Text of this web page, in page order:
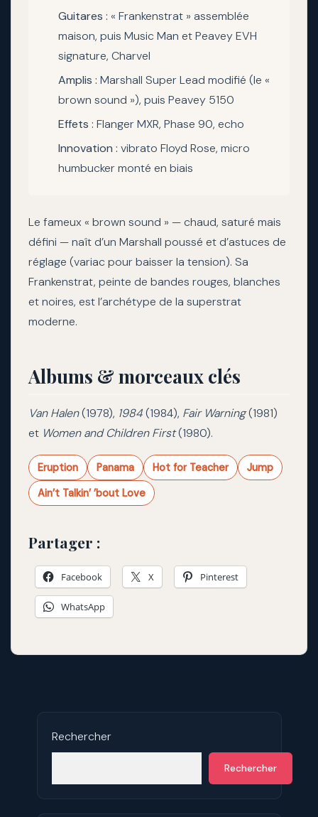
Guitares : « Frankenstrat » assemblée
maison, puis Music Man et Peavey EVH
signature, Charvel
Amplis : Marshall Super Lead modifié (le «
brown sound »), puis Peavey 5150
Effets : Flanger MXR, Phase 90, echo
Innovation : vibrato Floyd Rose, micro
humbucker monté en biais
Le fameux « brown sound » — chaud, saturé mais
défini — naît d’un Marshall poussé et d’astuces de
réglage (variac pour baisser la tension). Sa
Frankenstrat, peinte de bandes rouges, blanches
et noires, est l’archétype de la superstrat
moderne.
Albums & morceaux clés
Van Halen(1978), 1984(1984), Fair Warning(1981)
et Women and Children First(1980).
Eruption Panama Hot for Teacher
Jump
Ain’t Talkin’ ’bout Love
Partager :
Facebook X Pinterest
WhatsApp
Rechercher
Rechercher